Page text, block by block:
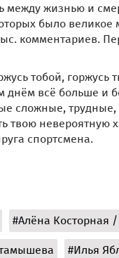
между жизнью и
было великое
комментариев.
тобой, горжусь
всё больше и
сложные,
твою невероятную
спортсмена.
#Алёна Косторная
#Илья